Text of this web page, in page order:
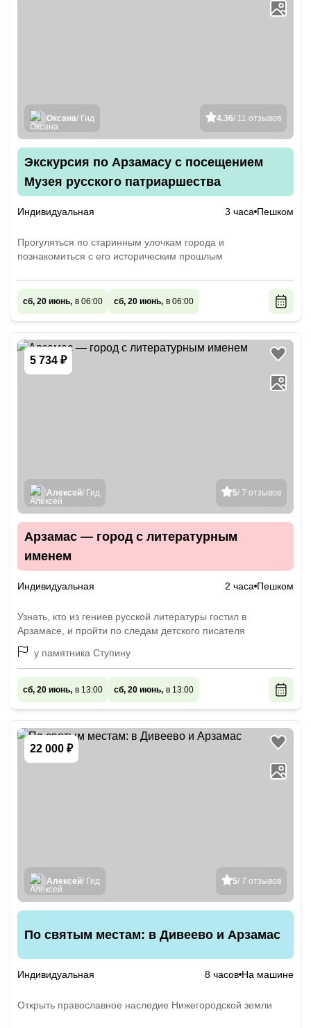
4.36/ 11 отзывов
Оксана/ Гид
Экскурсия по Арзамасу с посещением
Музея русского патриаршества
Индивидуальная 3 часа Пешком
Прогуляться по старинным улочкам города и
познакомиться с его историческим прошлым
сб, 20 июнь, в 06:00 сб, 20 июнь, в 06:00
5 734 ₽
5/ 7 отзывов
Алексей/ Гид
Арзамас — город с литературным
именем
Индивидуальная 2 часа Пешком
Узнать, кто из гениев русской литературы гостил в
Арзамасе, и пройти по следам детского писателя
у памятника Ступину
сб, 20 июнь, в 13:00 сб, 20 июнь, в 13:00
22 000 ₽
5/ 7 отзывов
Алексей/ Гид
По святым местам: в Дивеево и Арзамас
Индивидуальная 8 часов На машине
Открыть православное наследие Нижегородской земли